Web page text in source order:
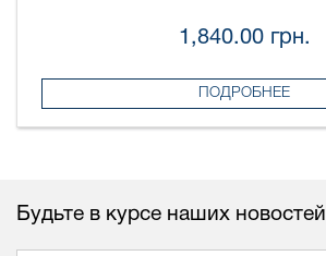
1,840.00 грн.
ПОДРОБНЕЕ
Будьте в курсе наших новостей